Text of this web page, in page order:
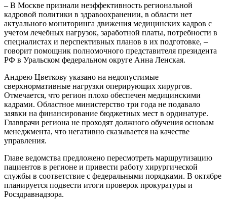
– В Москве признали неэффективность региональной
кадровой политики в здравоохранении, в области нет
актуального мониторинга движения медицинских кадров с
учетом лечебных нагрузок, заработной платы, потребности в
специалистах и перспективных планов в их подготовке, –
говорит помощник полномочного представителя президента
РФ в Уральском федеральном округе Анна Ленская.
Андрею Цветкову указано на недопустимые
сверхнормативные нагрузки оперирующих хирургов.
Отмечается, что регион плохо обеспечен медицинскими
кадрами. Областное министерство три года не подавало
заявки на финансирование бюджетных мест в ординатуре.
Главврачи региона не проходят должного обучения основам
менеджмента, что негативно сказывается на качестве
управления.
Главе ведомства предложено пересмотреть маршрутизацию
пациентов в регионе и привести работу хирургической
службы в соответствие с федеральными порядками. В октябре
планируется подвести итоги проверок прокуратуры и
Росздравнадзора.